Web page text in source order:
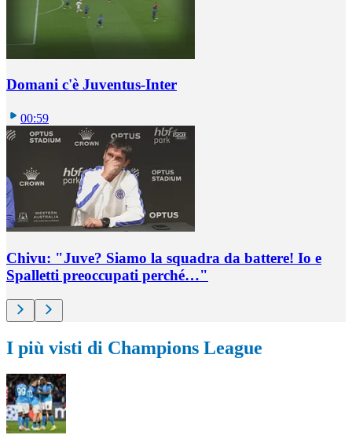
Domani c'è Juventus-Inter
00:59
Chivu: "Juve? Siamo la squadra da battere! Io e
Spalletti preoccupati perché…"
I più visti di Champions League